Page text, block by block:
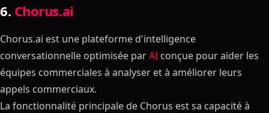
6. Chorus.ai
Chorus.ai est une plateforme d'intelligence
conversationnelle optimisée parAI conçue pour aider les
équipes commerciales à analyser et à améliorer leurs
appels commerciaux.
La fonctionnalité principale de Chorus est sa capacité à